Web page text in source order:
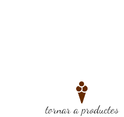
tornar a productes